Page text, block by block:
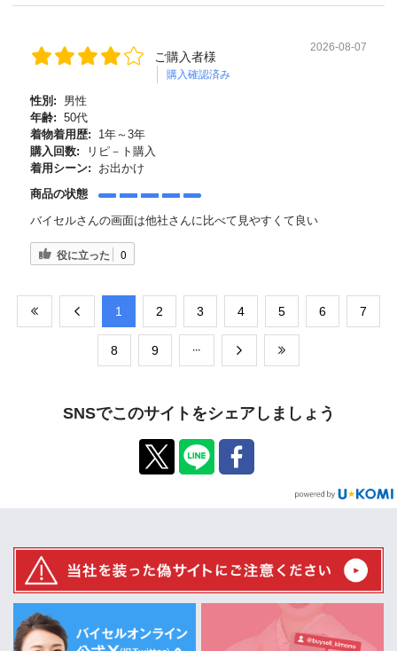
ご購入者様
購入確認済み
2026-08-07
性別:
男性
年齢: 50代
着物着用歴:
1年～3年
購入回数:
リピ－ト購入
着用シーン:
お出かけ
商品の状態
バイセルさんの画面は他社さんに比べて見やすくて良い
役に立った 0
​1 ​2 ​3 ​4 ​5 ​6 ​7
​8 ​9
SNSでこのサイトをシェアしましょう